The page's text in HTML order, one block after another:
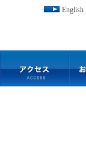
English